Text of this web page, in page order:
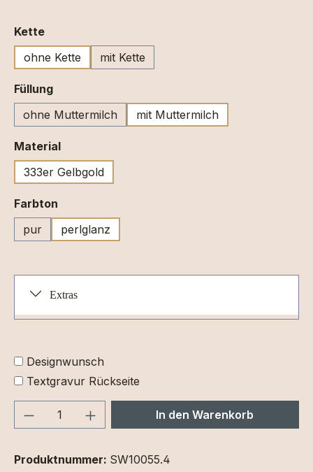
Ketteauswählen
ohne Kette
mit Kette
Füllungauswählen
ohne Muttermilch
mit Muttermilch
Materialauswählen
333er Gelbgold
Farbton
pur
perlglanz
Extras
Designwunsch
Textgravur Rückseite
Produkt Anzahl: Gib denIn den Warenkorb
Produktnummer: SW10055.4